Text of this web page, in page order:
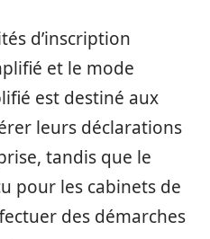
d’inscription
et le mode
est destiné aux
leurs déclarations
tandis que le
pour les cabinets de
des démarches